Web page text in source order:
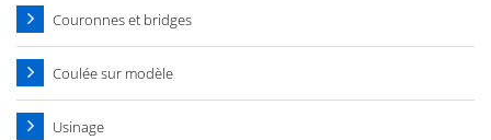
Couronnes et bridges
Coulée sur modèle
Usinage